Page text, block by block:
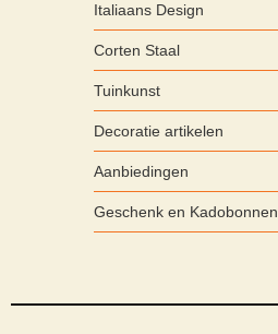
Italiaans Design
Corten Staal
Tuinkunst
Decoratie artikelen
Aanbiedingen
Geschenk en Kadobonnen